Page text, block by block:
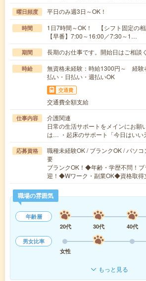
曜日頻度 平日のみ週3日～OK！
時間
1日7時間～OK！ 【シフト固定の
【早番】7:00～16:00／7:30～1…
期間 長期のお仕事です。開始日はご相
時給
無資格未経験：時給1300円～ 経
払い・日払い・週払いOK
交通費
交通費全額支給
仕事内容
介護関連
日常の生活サポートをメインにお願
は… ・起床のサポート「今日はい
応募資格
職種未経験OK / ブランクOK / パソ
要
ブランクOK！◆年齢・学歴不問！
迎！◆Wワーク・副業OK◆資格取
職場の雰囲気
年齢層
20代
30代 40代
男女比率
女性
もっと見る